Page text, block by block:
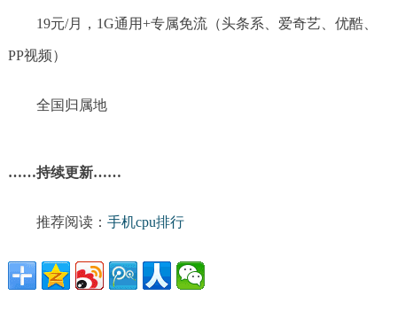
19元/月，1G通用+专属免流（头条系、爱奇艺、优酷、
PP视频）
全国归属地
……持续更新……
推荐阅读： 手机cpu排行